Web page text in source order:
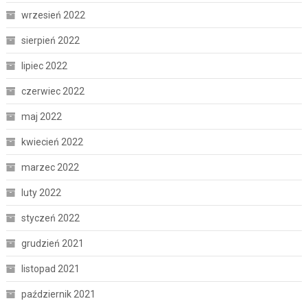
wrzesień 2022
sierpień 2022
lipiec 2022
czerwiec 2022
maj 2022
kwiecień 2022
marzec 2022
luty 2022
styczeń 2022
grudzień 2021
listopad 2021
październik 2021